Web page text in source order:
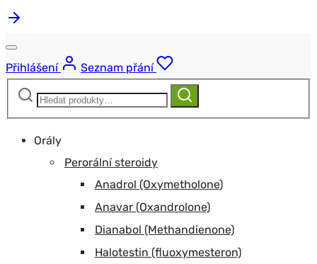
Přihlášení
Seznam přání
Hledat:
Hledat
Orály
Perorální steroidy
Anadrol (Oxymetholone)
Anavar (Oxandrolone)
Dianabol (Methandienone)
Halotestin (fluoxymesteron)